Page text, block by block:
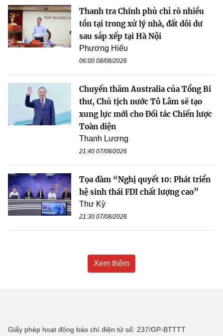
Thanh tra Chính phủ chỉ rõ nhiều
tồn tại trong xử lý nhà, đất dôi dư
sau sắp xếp tại Hà Nội
Phương Hiếu
06:00 08/08/2026
Chuyến thăm Australia của Tổng Bí
thư, Chủ tịch nước Tô Lâm sẽ tạo
xung lực mới cho Đối tác Chiến lược
Toàn diện
Thanh Lương
21:40 07/08/2026
Tọa đàm “Nghị quyết 10: Phát triển
hệ sinh thái FDI chất lượng cao”
Thư Kỳ
21:30 07/08/2026
Xem thêm
Giấy phép hoạt động báo chí điện tử số: 237/GP-BTTTT